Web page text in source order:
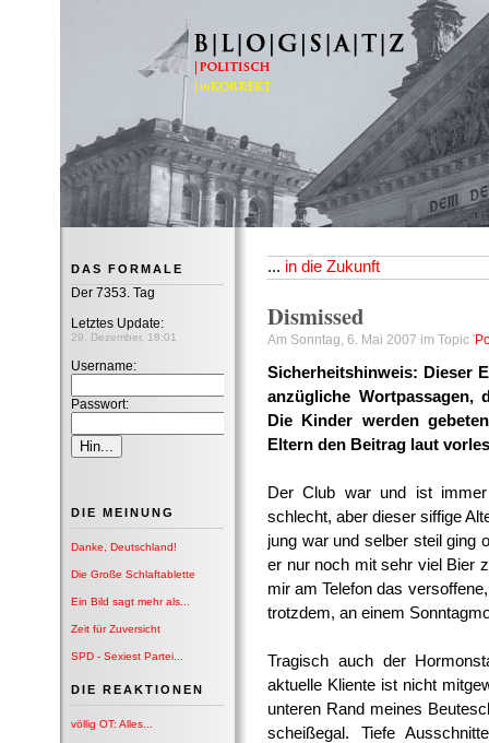
DAS FORMALE
Der 7353. Tag
Letztes Update:
29. Dezember, 18:01
Username:
Passwort:
DIE MEINUNG
Danke, Deutschland!
Die Große Schlaftablette
Ein Bild sagt mehr als...
Zeit für Zuversicht
SPD - Sexiest Partei...
DIE REAKTIONEN
völlig OT: Alles...
... in die Zukunft
Dismissed
Am Sonntag, 6. Mai 2007 im Topic '
Sicherheitshinweis: Dieser
anzügliche
Die Kinder werden
Eltern den Beitrag laut
Der Club war und ist
schlecht, aber dieser siffige
jung war und selber steil ging
er nur noch mit sehr viel Bier
mir am Telefon das
trotzdem, an einem
Tragisch auch der
aktuelle Kliente ist nicht
unteren Rand meines
scheißegal. Tiefe